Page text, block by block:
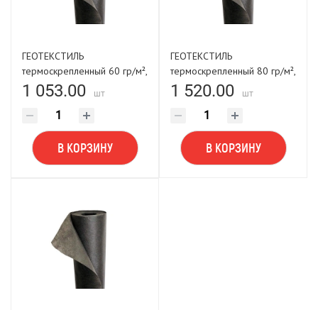
ГЕОТЕКСТИЛЬ
термоскрепленный 60 гр/м²,
25 х1,6м (40м²)
1 053.00 шт
В КОРЗИНУ
ГЕОТЕКСТИЛЬ
термоскрепленный 80 гр/м²,
25 х1,6м (40м²)
1 520.00 шт
В КОРЗИНУ